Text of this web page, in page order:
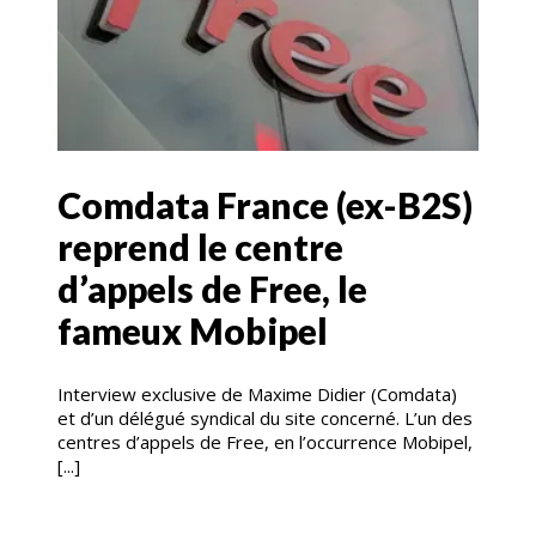
Comdata France (ex-B2S)
reprend le centre
d’appels de Free, le
fameux Mobipel
Interview exclusive de Maxime Didier (Comdata)
et d’un délégué syndical du site concerné. L’un des
centres d’appels de Free, en l’occurrence Mobipel,
[...]